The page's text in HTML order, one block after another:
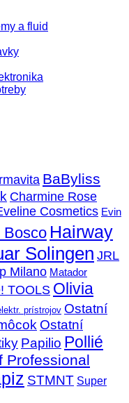
a fluid
BaByliss
Charmine Rose
Cosmetics Evin
Bosco Hairway
Solingen JRL
Milano Matador
TOOLS Olivia
prístrojov Ostatní
Ostatní
Papilio Pollié
Professional
STMNT Super